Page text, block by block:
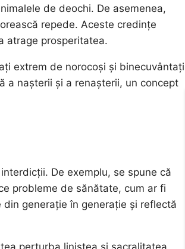
de deochi. De asemenea,
repede. Aceste credințe
atrage prosperitatea.
extrem de norocoși și binecuvântați
a nașterii și a renașterii, un concept
De exemplu, se spune că
probleme de sănătate, cum ar fi
generație în generație și reflectă